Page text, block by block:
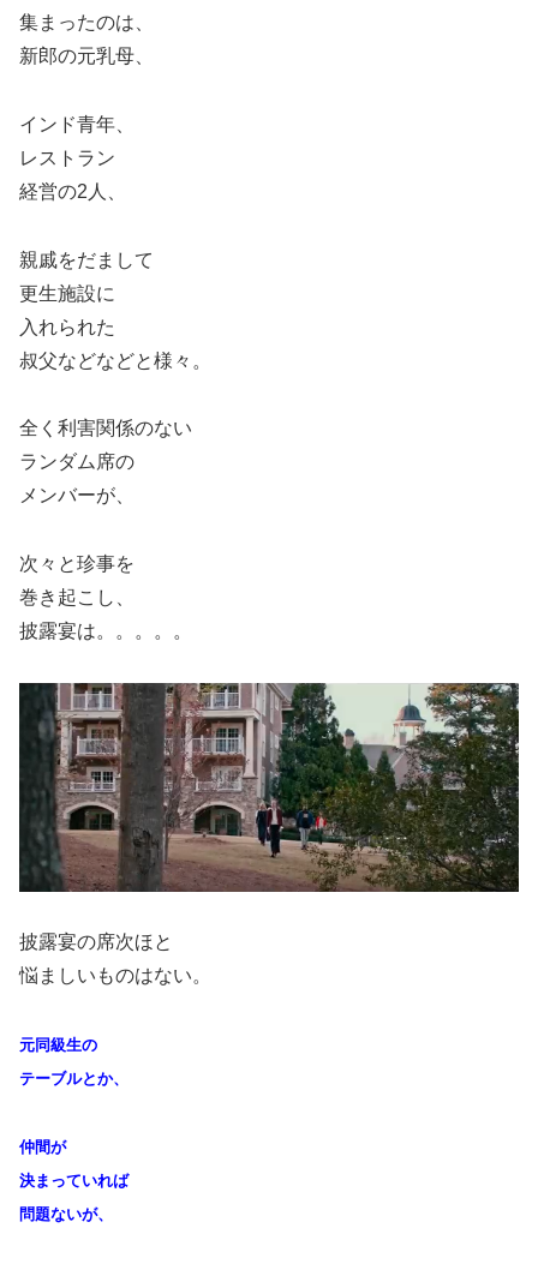
集まったのは、
新郎の元乳母、
インド青年、
レストラン
経営の2人、
親戚をだまして
更生施設に
入れられた
叔父などなどと様々。
全く利害関係のない
ランダム席の
メンバーが、
次々と珍事を
巻き起こし、
披露宴は。。。。。
披露宴の席次ほと
悩ましいものはない。
元同級生の
テーブルとか、
仲間が
決まっていれば
問題ないが、